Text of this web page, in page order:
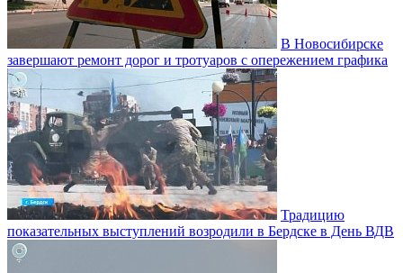
В Новосибирске
завершают ремонт дорог и тротуаров с опережением графика
Традицию
показательных выступлений возродили в Бердске в День ВДВ